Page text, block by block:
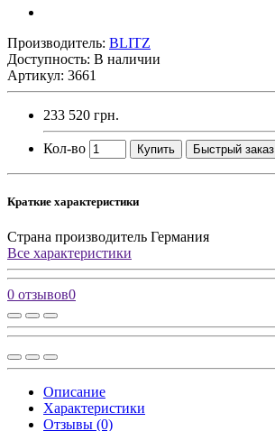
Производитель: BLITZ
Доступность: В наличии
Артикул: 3661
233 520 грн.
Кол-во Купить Быстрый заказ
Краткие характеристики
Страна производитель Германия
Все характеристики
0 отзывов0
Описание
Характеристики
Отзывы (0)